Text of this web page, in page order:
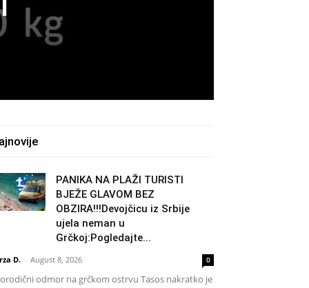
PANIKA NA PLAŽI TURISTI
BJEŽE GLAVOM BEZ
OBZIRA!!!Devojčicu iz Srbije
ujela neman u
Grčkoj:Pogledajte...
D. - August 8, 2026 0
odmor na grčkom ostrvu Tasos nakratko je